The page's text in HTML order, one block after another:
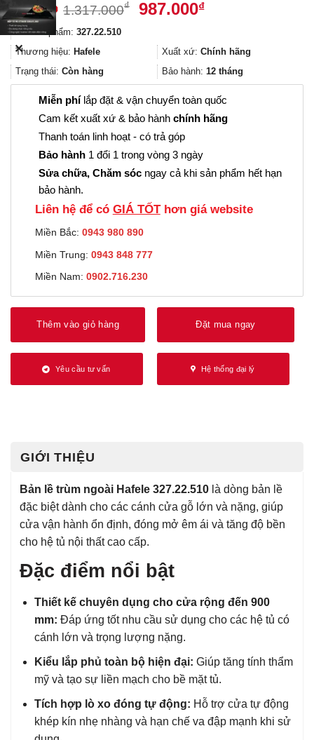
1.317.000₫
Giá
1.317.000₫.
987.000₫Giá
là:
987.000₫.
Mã sản phẩm: 327.22.510
Thương hiệu: Hafele Xuất xứ: Chính hãng
Trạng thái: Còn hàng Bảo hành: 12 tháng
Miễn phílắp đặt & vận chuyển toàn quốc
Cam kết xuất xứ & bảo hành chính hãng
Thanh toán linh hoạt - có trả góp
Bảo hành 1 đổi 1 trong vòng 3 ngày
Sửa chữa, Chăm sóc ngay cả khi sản phẩm hết hạn
bảo hành.
Liên hệ để có GIÁ TỐThơn giá website
Miền Bắc: 0943 980 890
Miền Trung: 0943 848 777
Miền Nam: 0902.716.230
Thêm vào giỏ hàng Đặt mua ngay
Yêu cầu tư vấn Hệ thống đại lý
GIỚI THIỆU
Bản lề trùm ngoài Hafele 327.22.510 là dòng bản lề
đặc biệt dành cho các cánh cửa gỗ lớn và nặng, giúp
cửa vận hành ổn định, đóng mở êm ái và tăng độ bền
cho hệ tủ nội thất cao cấp.
Đặc điểm nổi bật
Thiết kế chuyên dụng cho cửa rộng đến 900
mm: Đáp ứng tốt nhu cầu sử dụng cho các hệ tủ có
cánh lớn và trọng lượng nặng.
Kiểu lắp phủ toàn bộ hiện đại: Giúp tăng tính thẩm
mỹ và tạo sự liền mạch cho bề mặt tủ.
Tích hợp lò xo đóng tự động: Hỗ trợ cửa tự động
khép kín nhẹ nhàng và hạn chế va đập mạnh khi sử
✕